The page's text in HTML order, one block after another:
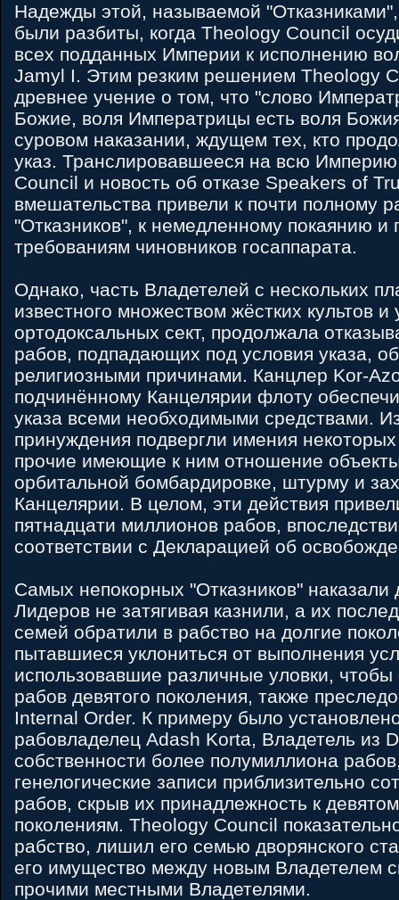
Надежды этой, называемой
были разбиты, когда Theology Council
всех подданных Империи к исполнению
Jamyl I. Этим резким решением Theology
древнее учение о том, что "слово
Божие, воля Императрицы есть воля
суровом наказании, ждущем тех, кто
указ. Транслировавшееся на всю
Council и новость об отказе Speakers of
вмешательства привели к почти полному
"Отказников", к немедленному покаянию и
требованиям чиновников госаппарата.
Однако, часть Владетелей с нескольких
известного множеством жёстких культов и
ортодоксальных сект, продолжала
рабов, подпадающих под условия указа,
религиозными причинами. Канцлер Kor-
подчинённому Канцелярии флоту
указа всеми необходимыми средствами.
принуждения подвергли имения
прочие имеющие к ним отношение
орбитальной бомбардировке, штурму и
Канцелярии. В целом, эти действия
пятнадцати миллионов рабов,
соответствии с Декларацией об
Самых непокорных "Отказников" наказали
Лидеров не затягивая казнили, а их
семей обратили в рабство на долгие
пытавшиеся уклониться от выполнения
использовавшие различные уловки, чтобы
рабов девятого поколения, также
Internal Order. К примеру было
рабовладелец Adash Korta, Владетель из
собственности более полумиллиона
генелогические записи приблизительно
рабов, скрыв их принадлежность к
поколениям. Theology Council
рабство, лишил его семью дворянского
его имущество между новым Владетелем
прочими местными Владетелями.